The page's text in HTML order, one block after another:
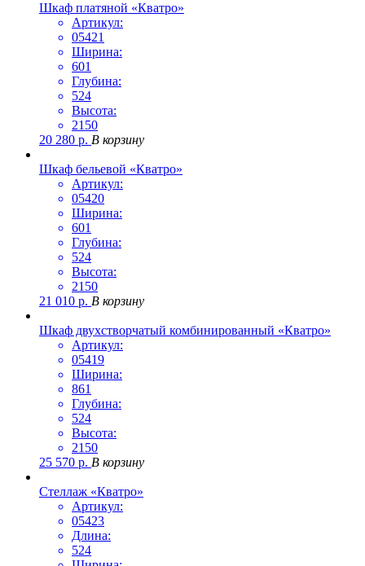
Шкаф платяной «Кватро»
Артикул:
05421
Ширина:
601
Глубина:
524
Высота:
2150
20 280 р. В корзину
Шкаф бельевой «Кватро»
Артикул:
05420
Ширина:
601
Глубина:
524
Высота:
2150
21 010 р. В корзину
Шкаф двухстворчатый комбинированный «Кватро»
Артикул:
05419
Ширина:
861
Глубина:
524
Высота:
2150
25 570 р. В корзину
Стеллаж «Кватро»
Артикул:
05423
Длина:
524